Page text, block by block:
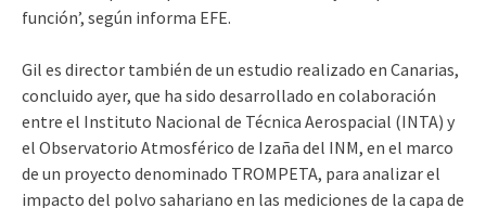
función’, según informa EFE.
Gil es director también de un estudio realizado en Canarias,
concluido ayer, que ha sido desarrollado en colaboración
entre el Instituto Nacional de Técnica Aerospacial (INTA) y
el Observatorio Atmosférico de Izaña del INM, en el marco
de un proyecto denominado TROMPETA, para analizar el
impacto del polvo sahariano en las mediciones de la capa de